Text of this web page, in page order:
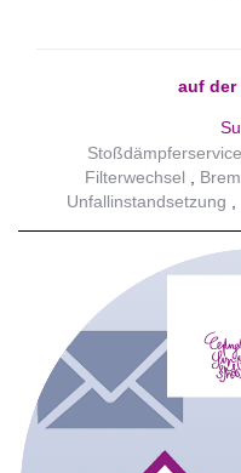
auf der
Stoßdämpferservice
Filterwechsel
Unfallinstandsetzung